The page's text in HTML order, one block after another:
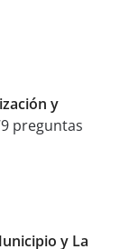
y
preguntas
y La